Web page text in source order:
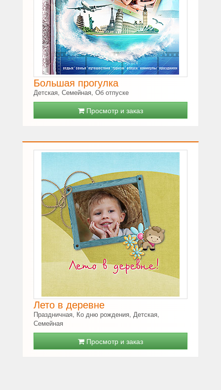
Большая прогулка
Детская, Семейная, Об отпуске
Просмотр и заказ
Лето в деревне
Праздничная, Ко дню рождения, Детская,
Семейная
Просмотр и заказ